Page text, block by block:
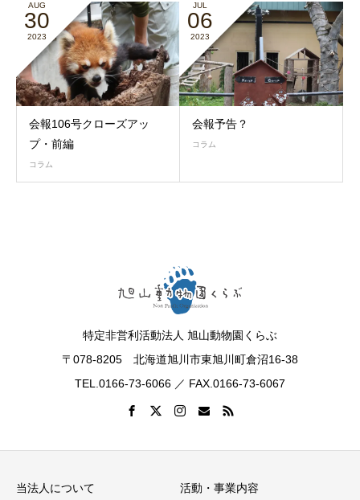
AUG
30
2023
会報106号クローズアッ
プ・前編
コラム
JUL
06
2023
会報予告？
コラム
特定非営利活動法人 旭山動物園くらぶ
〒078-8205 北海道旭川市東旭川町倉沼16-38
TEL.0166-73-6066 ／ FAX.0166-73-6067
当法人について 活動・事業内容